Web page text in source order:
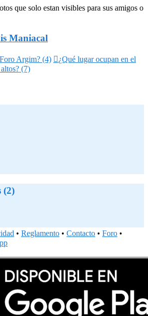
que solo estan visibles para sus amigos o
Maniacal
Argim? (4) ¿Qué lugar ocupan en el
(7)
(2)
• Reglamento • Contacto • Foro •